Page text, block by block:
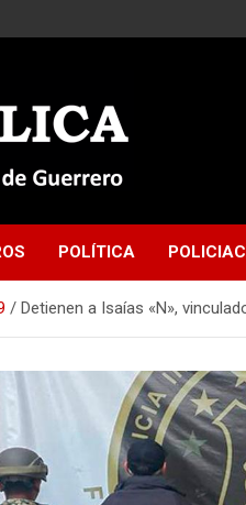
POLÍTICA
Detienen a Isaías «N»,